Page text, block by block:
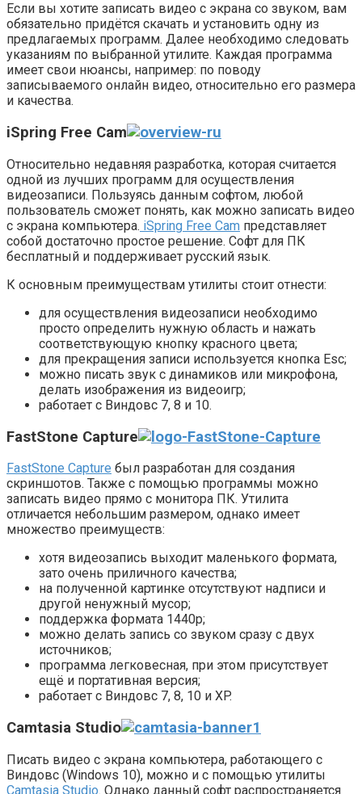
Если вы хотите записать видео с экрана со звуком, вам
обязательно придётся скачать и установить одну из
предлагаемых программ. Далее необходимо следовать
указаниям по выбранной утилите. Каждая программа
имеет свои нюансы, например: по поводу
записываемого онлайн видео, относительно его размера
и качества.
iSpring Free Cam
Относительно недавняя разработка, которая считается
одной из лучших программ для осуществления
видеозаписи. Пользуясь данным софтом, любой
пользователь сможет понять, как можно записать видео
с экрана компьютера. iSpring Free Cam представляет
собой достаточно простое решение. Софт для ПК
бесплатный и поддерживает русский язык.
К основным преимуществам утилиты стоит отнести:
для осуществления видеозаписи необходимо
просто определить нужную область и нажать
соответствующую кнопку красного цвета;
для прекращения записи используется кнопка Esc;
можно писать звук с динамиков или микрофона,
делать изображения из видеоигр;
работает с Виндовс 7, 8 и 10.
FastStone Capture
FastStone Capture был разработан для создания
скриншотов. Также с помощью программы можно
записать видео прямо с монитора ПК. Утилита
отличается небольшим размером, однако имеет
множество преимуществ:
хотя видеозапись выходит маленького формата,
зато очень приличного качества;
на полученной картинке отсутствуют надписи и
другой ненужный мусор;
поддержка формата 1440p;
можно делать запись со звуком сразу с двух
источников;
программа легковесная, при этом присутствует
ещё и портативная версия;
работает с Виндовс 7, 8, 10 и XP.
Camtasia Studio
Писать видео с экрана компьютера, работающего с
Виндовс (Windows 10), можно и с помощью утилиты
Camtasia Studio. Однако данный софт распространяется